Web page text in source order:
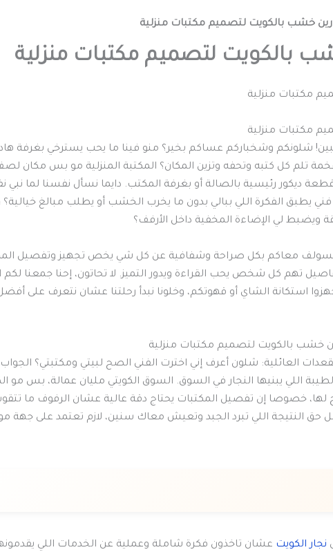
شلونكم وشخباركم عساكم بخير؟ منو فينا ما يحب يسترخي بغرفة
تلم كل كتبه وتحفه وتزين المكان؟ المكتبة المنزلية مو بس مكان
ديكور رئيسية بالصالة أو بغرفة المكتب. دايما نسأل نفسنا لما نبي
يطبق الفكرة اللي ببالي بدون ما يخرب الخشب أو يطلب مبالغ
ويضبط لي الإضاءة المخفية داخل الأرفف؟
نسولف معاكم بكل صراحة وشفافية عن كل شي يخص تجهيز وتفصيل
تهم كل شخص يحب القراءة ويدور التميز. لا تحاتون، إحنا جمعنا لكم
استكانة الشاي أو قهوتكم، وخلونا نبدأ رحلتنا عشان نتعرف على
العائلية: شلون أعرف إني اخترت الفني الصح لبيتي ومكتبتي؟
اللي يبنيها النجار في السوق. السوق الكويتي مليان عمالة، بس مو
لها، خصوصا إن تفصيل المكتبات يحتاج دقة عالية عشان الرفوف ما
النتيجة اللي تبرد الجبد وتعيش معاك سنين، لازم تعتمد على جهة
نجار الكويت عشان تاخذون فكرة شاملة وعملية عن الخدمات اللي